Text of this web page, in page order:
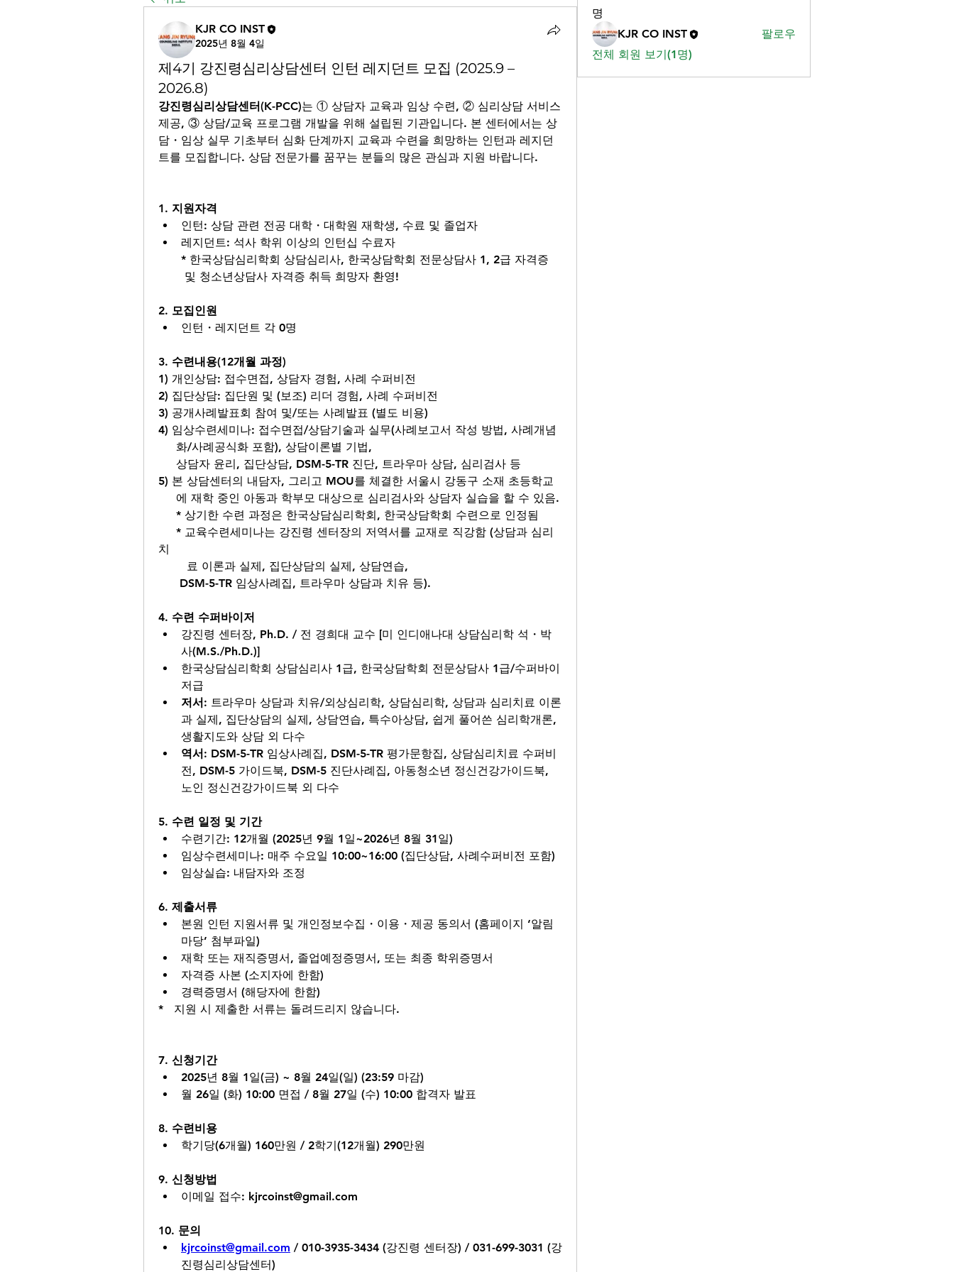
KJR CO INST
2025년 8월 4일
제4기 강진령심리상담센터 인턴 레지던트 모집 (2025.9 –
2026.8)
강진령심리상담센터(K-PCC)는 ① 상담자 교육과 임상 수련, ② 심리상담 서비스
제공, ③ 상담/교육 프로그램 개발을 위해 설립된 기관입니다. 본 센터에서는 상
담・임상 실무 기초부터 심화 단계까지 교육과 수련을 희망하는 인턴과 레지던
트를 모집합니다. 상담 전문가를 꿈꾸는 분들의 많은 관심과 지원 바랍니다.
1. 지원자격
인턴: 상담 관련 전공 대학・대학원 재학생, 수료 및 졸업자
레지던트: 석사 학위 이상의 인턴십 수료자
* 한국상담심리학회 상담심리사, 한국상담학회 전문상담사 1, 2급 자격증
및 청소년상담사 자격증 취득 희망자 환영!
2. 모집인원
인턴・레지던트 각 0명
3. 수련내용(12개월 과정)
1) 개인상담: 접수면접, 상담자 경험, 사례 수퍼비전
2) 집단상담: 집단원 및 (보조) 리더 경험, 사례 수퍼비전
3) 공개사례발표회 참여 및/또는 사례발표 (별도 비용)
4) 임상수련세미나: 접수면접/상담기술과 실무(사례보고서 작성 방법, 사례개념
     화/사례공식화 포함), 상담이론별 기법,
     상담자 윤리, 집단상담, DSM-5-TR 진단, 트라우마 상담, 심리검사 등
5) 본 상담센터의 내담자, 그리고 MOU를 체결한 서울시 강동구 소재 초등학교
     에 재학 중인 아동과 학부모 대상으로 심리검사와 상담자 실습을 할 수 있음.
     * 상기한 수련 과정은 한국상담심리학회, 한국상담학회 수련으로 인정됨
치
        료 이론과 실제, 집단상담의 실제, 상담연습,
      DSM-5-TR 임상사례집, 트라우마 상담과 치유 등).
4. 수련 수퍼바이저
강진령 센터장, Ph.D. / 전 경희대 교수 [미 인디애나대 상담심리학 석・박
사(M.S./Ph.D.)]
한국상담심리학회 상담심리사 1급, 한국상담학회 전문상담사 1급/수퍼바이
저급
저서: 트라우마 상담과 치유/외상심리학, 상담심리학, 상담과 심리치료 이론
과 실제, 집단상담의 실제, 상담연습, 특수아상담, 쉽게 풀어쓴 심리학개론,
생활지도와 상담 외 다수
역서: DSM-5-TR 임상사례집, DSM-5-TR 평가문항집, 상담심리치료 수퍼비
전, DSM-5 가이드북, DSM-5 진단사례집, 아동청소년 정신건강가이드북,
노인 정신건강가이드북 외 다수
5. 수련 일정 및 기간
수련기간: 12개월 (2025년 9월 1일~2026년 8월 31일)
임상수련세미나: 매주 수요일 10:00~16:00 (집단상담, 사례수퍼비전 포함)
임상실습: 내담자와 조정
6. 제출서류
본원 인턴 지원서류 및 개인정보수집・이용・제공 동의서 (홈페이지 ‘알림
마당’ 첨부파일)
재학 또는 재직증명서, 졸업예정증명서, 또는 최종 학위증명서
자격증 사본 (소지자에 한함)
경력증명서 (해당자에 한함)
*   지원 시 제출한 서류는 돌려드리지 않습니다.
7. 신청기간
2025년 8월 1일(금) ~ 8월 24일(일) (23:59 마감)
월 26일 (화) 10:00 면접 / 8월 27일 (수) 10:00 합격자 발표
8. 수련비용
학기당(6개월) 160만원 / 2학기(12개월) 290만원
9. 신청방법
이메일 접수: kjrcoinst@gmail.com
10. 문의
kjrcoinst@gmail.com / 010-3935-3434 (강진령 센터장) / 031-699-3031 (강
진령심리상담센터)
명
KJR CO INST
팔로우
전체 회원 보기(1명)